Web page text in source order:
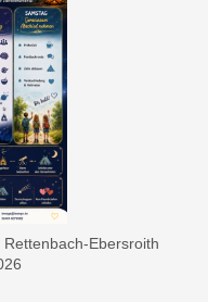
am Folgetag
Folgetag
haben die
Teilhabepaket einen